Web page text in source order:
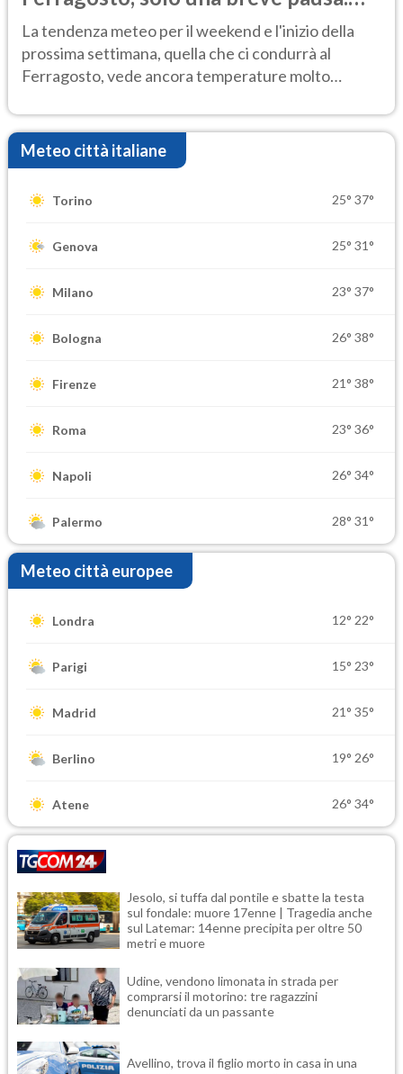
Ecco dove
La tendenza meteo per il weekend e l'inizio della
prossima settimana, quella che ci condurrà al
Ferragosto, vede ancora temperature molto
Meteo città italiane
Torino 25° 37°
Genova 25° 31°
Milano 23° 37°
Bologna 26° 38°
Firenze 21° 38°
Roma 23° 36°
Napoli 26° 34°
Palermo 28° 31°
Meteo città europee
Londra 12° 22°
Parigi 15° 23°
Madrid 21° 35°
Berlino 19° 26°
Atene 26° 34°
Jesolo, si tuffa dal pontile e sbatte la testa
sul fondale: muore 17enne | Tragedia anche
sul Latemar: 14enne precipita per oltre 50
metri e muore
Udine, vendono limonata in strada per
comprarsi il motorino: tre ragazzini
denunciati da un passante
Avellino, trova il figlio morto in casa in una